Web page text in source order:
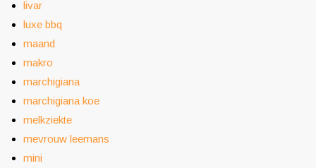
livar
luxe bbq
maand
makro
marchigiana
marchigiana koe
melkziekte
mevrouw leemans
mini